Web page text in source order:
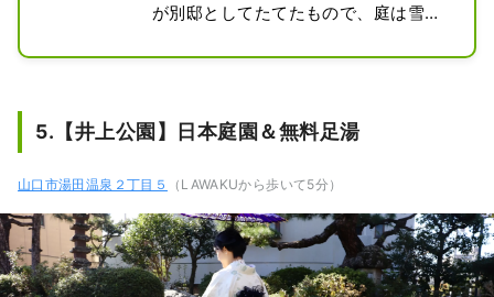
が別邸としてたてたもので、庭は雪舟
います。雪舟庭は禅味あふれる日本庭
す。
5.【井上公園】日本庭園＆無料足湯
山口市湯田温泉２丁目５ （LAWAKUから歩いて5分）